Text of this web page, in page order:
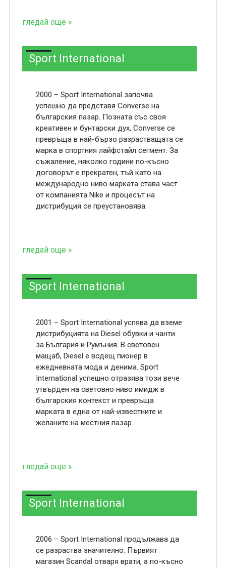
гледай още »
Sport International
2000 – Sport International започва
успешно да представя Converse на
българския пазар. Позната със своя
креативен и бунтарски дух, Converse се
превръща в най-бързо разрастващата се
марка в спортния лайфстайл сегмент. За
съжаление, няколко години по-късно
договорът е прекратен, тъй като на
международно ниво марката става част
от компанията Nike и процесът на
дистрибуция се преустановява.
гледай още »
Sport International
2001 – Sport International успява да вземе
дистрибуцията на Diesel обувки и чанти
за България и Румъния. В световен
мащаб, Diesel е водещ пионер в
ежедневната мода и денима. Sport
International успешно отразява този вече
утвърден на световно ниво имидж в
българския контекст и превръща
марката в една от най-известните и
желаните на местния пазар.
гледай още »
Sport International
2006 – Sport International продължава да
се разраства значително. Първият
магазин Scandal отваря врати, а по-късно